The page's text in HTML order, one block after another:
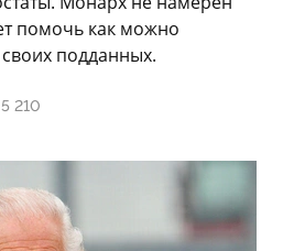
помочь как можно
подданных.
5 210